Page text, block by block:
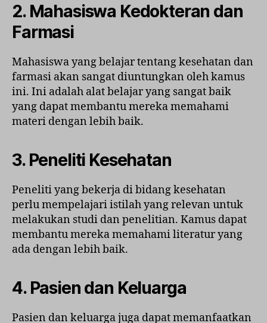
2. Mahasiswa Kedokteran dan
Farmasi
Mahasiswa yang belajar tentang kesehatan dan
farmasi akan sangat diuntungkan oleh kamus
ini. Ini adalah alat belajar yang sangat baik
yang dapat membantu mereka memahami
materi dengan lebih baik.
3. Peneliti Kesehatan
Peneliti yang bekerja di bidang kesehatan
perlu mempelajari istilah yang relevan untuk
melakukan studi dan penelitian. Kamus dapat
membantu mereka memahami literatur yang
ada dengan lebih baik.
4. Pasien dan Keluarga
Pasien dan keluarga juga dapat memanfaatkan